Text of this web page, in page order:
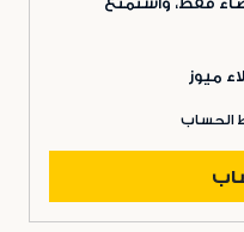
ميوز
الحساب